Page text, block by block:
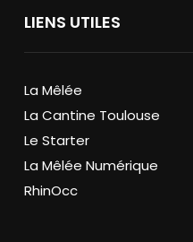
LIENS UTILES
La Mêlée
La Cantine Toulouse
Le Starter
La Mêlée Numérique
RhinOcc